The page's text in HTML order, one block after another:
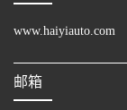
www.haiyiauto.com
邮箱